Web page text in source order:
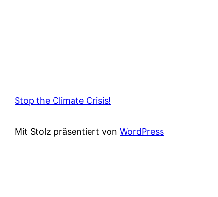
Stop the Climate Crisis!
Mit Stolz präsentiert vonWordPress